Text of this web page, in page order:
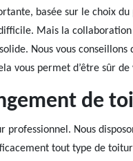
basée sur le choix
Mais la
Nous vous
vous permet d’être sûr
de
professionnel. Nous
tout type de